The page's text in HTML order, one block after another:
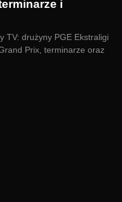
i
TV: drużyny PGE Ekstraligi
Prix, terminarze oraz